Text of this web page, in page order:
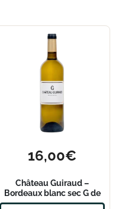
16,00€
Château Guiraud –
Bordeaux blanc sec G de
Guiraud 2024